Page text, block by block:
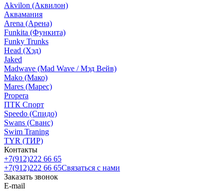
Akvilon (Аквилон)
Аквамания
Arena (Арена)
Funkita (Функита)
Funky Trunks
Head (Хэд)
Jaked
Madwave (Mad Wave / Мэд Вейв)
Mako (Мако)
Mares (Марес)
Propera
ПТК Спорт
Speedo (Спидо)
Swans (Сванс)
Swim Traning
TYR (ТИР)
Контакты
+7(912)222 66 65
+7(912)222 66 65Связаться с нами
Заказать звонок
E-mail